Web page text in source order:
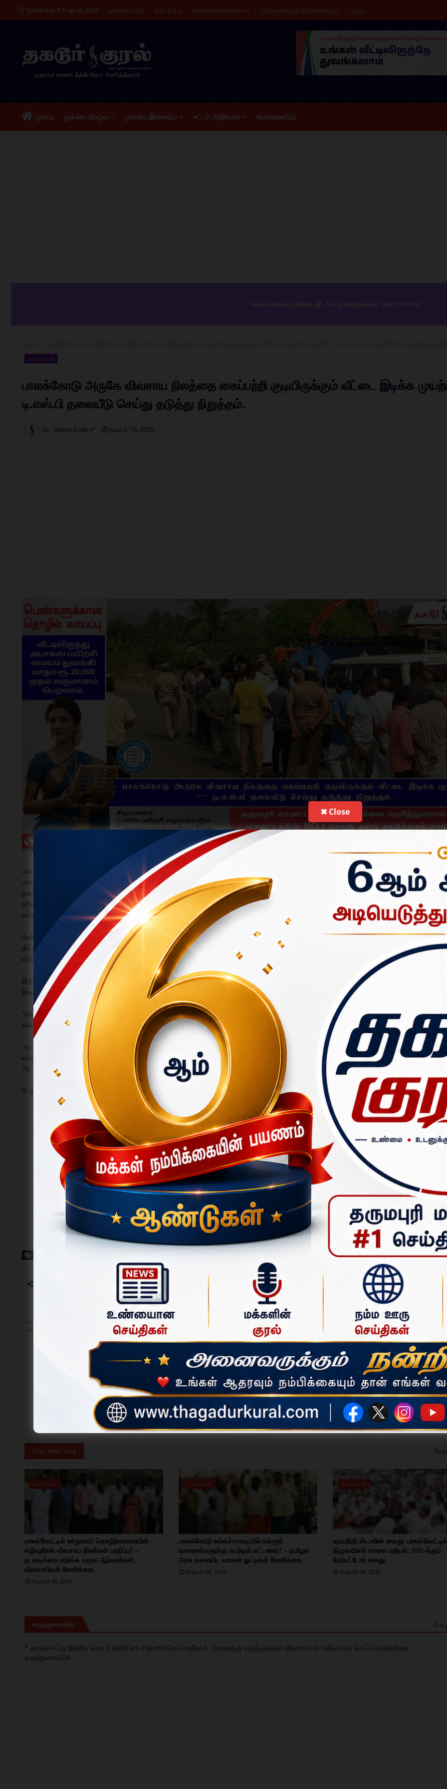
Saturday 8 August 2026 எங்களைப்பற்றி தொடர்புக்கு தனியுரிமைக் கொள்கை விதிமுறைகளும் நிபந்தனைகளும் மறுப்பு
முகப்பு முக்கிய நிகழ்வு முக்கிய இணைப்பு சட்டம் அறிவோம் வேலைவாய்ப்பு
பாலக்கோடு
பாலக்கோடு அருகே விவசாய நிலத்தை கைப்பற்றி குடியிருக்கும் வீட்டை இடிக்க
டி.எஸ்.பி தலையீடு செய்து தடுத்து நிறுத்தம்.
News Desk ✅ நவம்பர் 16, 2025
பாலக்கோடு, நவ. 16 -
பாலக்கோடு அருகே கல்கூடப்பட்டியில் 60 ஆண்டுகளாக விவசாயம் செய்து, குடும்பத்துடன் குடியிருந்து வந்த விவசாயிமாதையன் மீது
தகராறு வெடித்து, வீடு இடிக்கும் முயற்சியால் பரபரப்பு ஏற்பட்டது. முத்துகவுண்டர் தெருவை சேர்ந்த மாதையன், பாப்பாரப்பட்டியை
உரிமையாளரின்4 ஏக்கர் நிலத்தை குத்தகை அடிப்படையில் நீண்ட காலமாக பயிரிட்டு
வந்தார். அந்நிலத்தில் வீடு அமைத்து தென்னை
உள்ளிட்ட பல்வேறு பயிர்களையும் வளர்த்து வருகிறார்.
பின்னர் நில உரிமையாளர், நிலத்தை மாதையனுக்கே விற்பதாக கூறி ஒப்பந்தம் செய்ததாகவும்கூறப்படுகிறது. ஆனால் தேசிய
திட்டத்திற்காக குறிப்பிட்ட பகுதி கையகப்படுத்தப்பட்ட நிலையில், மீதமுள்ள நிலத்தை வாக்குறுதியை மீறி
மற்றொருவருக்கு அதிக
விற்றது
தகராறை உருவாக்கியுள்ளது.
இந்நிலையில், இன்று காலையில் 10-க்கும் மேற்பட்ட நபர்கள், ராட்சத பொக்லைன் இயந்திரத்துடன்
வந்து மாதையன் குடும்பம்
இடிக்க முயன்றதாக தகவல். இதனால் கொந்தளித்த மாதையன் மற்றும் அவரது உறவினர்கள்,
“காலந்தோறும் நாம் பயிரிட்டு வந்த நிலத்தையும், குடியிருக்கும் வீட்டையும் நாங்களுக்கே வழங்க வேண்டும்; இல்லை என்றால் இங்கேயே
செய்து கொள்வோம்”என்று கடும் எதிர்ப்பைத் தெரிவித்தனர்.
பரபரப்பு அதிகரித்ததை அடுத்து தகவல் அறிந்து விரைந்து வந்தபாலக்கோடு டி.எஸ்.பி ராஜசுந்தர்
, இரு தரப்பினருடனும் பேச்சுவார்த்தை
எந்த வகையான இடிப்பு நடவடிக்கையும்
சுமூக தீர்வு வரும் வரை மேற்கொள்ளக்கூடாது
என்று எச்சரித்தார். டி.எஸ்.பி தலையீட்டினால்
அடங்கிய நிலையில், இரு தரப்பினரும் பின்னர் அங்கிருந்து கலைந்துச் சென்றனர்.
© தகடூர்குரல்.காம் | செய்தி மற்றும் விளம்பர தொடர்புக்கு : 9843 663 662
குறுக்குவில் மற்றும் காற்று துப்பாக்கி சுடுதல் மாநிலப் போட்டியில் தருமபுரி –
பாலக்கோடு அரசு மருத்துவமனையில் புதிய ECO ஸ்கேன் மையம் – மாவட்ட ஆட்சித்தலைவர்
News Desk ✅
தமிழகத்தின் வளர்ந்து வரும் செய்தி இணையதளம், மாவட்ட செய்திகளை உடனுக்குடன் வழங்கிவரும் செய்தி நிறுவனம்.
YOU MAY LIKE
பாலக்கோடு
பாலக்கோட்டில் ஊறுகாய் தொழிற்சாலையின்
கழிவுநீரால் விவசாய நிலங்கள் பாதிப்பு? –
நடவடிக்கை எடுக்க சமூக ஆர்வலர்கள்,
விவசாயிகள் கோரிக்கை.
August 06, 2026
பாலக்கோடு
பாலக்கோடு சுங்கச்சாவடியில் உள்ளூர்
வாகனங்களுக்கு கூடுதல் கட்டணம்? – தமிழக
அரசு தலையிட வாகன ஓட்டிகள் கோரிக்கை.
August 06, 2026
பாலக்கோடு
உதயநிதி ஸ்டாலின் கைது: பாலக்கோட்டில்
திமுகவினர் சாலை மறியல்; 200-க்கும்
மேற்பட்டோர் கைது.
August 04, 2026
கருத்துரையிடுக 0
* தயவுசெய்து இங்கே தொடர் திணிப்பை (Spam) செய்யாதீர்கள். அனைத்து கருத்துகளும் நிர்வாகியால் மதிப்பாய்வு செய்யப்படுகின்றன.
கருத்துரையிடுக
✖ Close